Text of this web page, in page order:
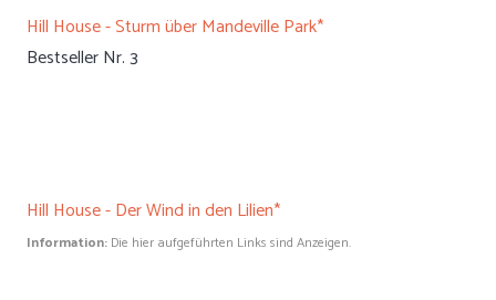
Hill House - Sturm über Mandeville Park*
Bestseller Nr. 3
Hill House - Der Wind in den Lilien*
Information: Die hier aufgeführten Links sind Anzeigen.